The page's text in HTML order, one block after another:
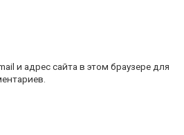
и адрес сайта в этом браузере для